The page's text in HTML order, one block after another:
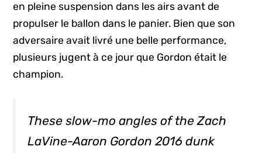
en pleine suspension dans les airs avant de
propulser le ballon dans le panier. Bien que son
adversaire avait livré une belle performance,
plusieurs jugent à ce jour que Gordon était le
champion.
These slow-mo angles of the Zach
LaVine-Aaron Gordon 2016 dunk